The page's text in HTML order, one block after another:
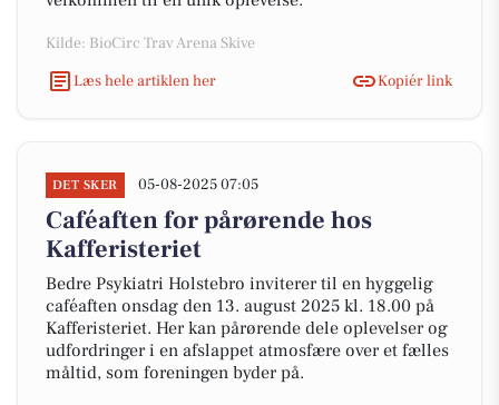
Kilde: BioCirc Trav Arena Skive
Læs hele artiklen her
Kopiér link
DET SKER 05-08-2025 07:05
Caféaften for pårørende hos
Kafferisteriet
Bedre Psykiatri Holstebro inviterer til en hyggelig
caféaften onsdag den 13. august 2025 kl. 18.00 på
Kafferisteriet. Her kan pårørende dele oplevelser og
udfordringer i en afslappet atmosfære over et fælles
måltid, som foreningen byder på.